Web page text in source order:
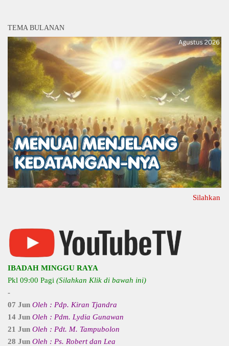
TEMA BULANAN
Silahkan Klik Di
IBADAH MINGGU RAYA
Pkl 09:00 Pagi (Silahkan Klik di bawah ini)
-
07 Jun Oleh : Pdp. Kiran Tjandra
14 Jun Oleh : Pdm. Lydia Gunawan
21 Jun Oleh : Pdt. M. Tampubolon
28 Jun Oleh : Ps. Robert dan Lea